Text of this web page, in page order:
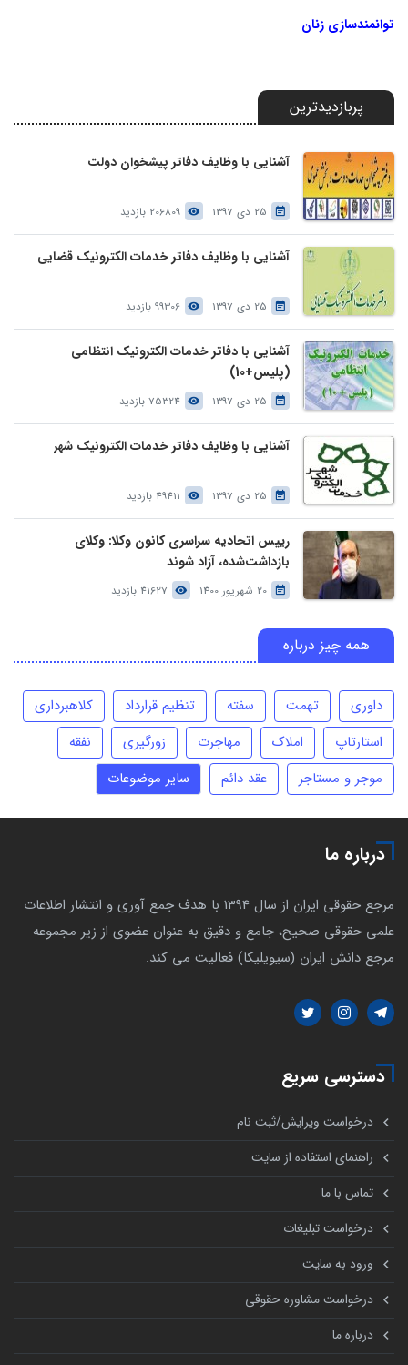
توانمندسازی زنان
پربازدیدترین
آشنایی با وظایف دفاتر پیشخوان دولت
25 دی 1397 206809 بازدید
آشنایی با وظایف دفاتر خدمات الکترونیک قضایی
25 دی 1397 99306 بازدید
آشنایی با دفاتر خدمات الکترونیک انتظامی
(پلیس+10)
25 دی 1397 75324 بازدید
آشنایی با وظایف دفاتر خدمات الکترونیک شهر
25 دی 1397 49411 بازدید
رییس اتحادیه سراسری کانون وکلا: وکلای
بازداشت‌شده، آزاد شوند
20 شهریور 1400 41627 بازدید
همه چیز درباره
داوری تهمت سفته تنظیم قرارداد
کلاهبرداری
استارتاپ
املاک مهاجرت زورگیری
نفقه
موجر و مستاجر
عقد دائم سایر موضوعات
درباره ما
مرجع حقوقی ایران از سال 1394 با هدف جمع آوری و انتشار اطلاعات
علمی حقوقی صحیح، جامع و دقیق به عنوان عضوی از زیر مجموعه
مرجع دانش ایران (سیویلیکا) فعالیت می کند.
دسترسی سریع
درخواست ویرایش/ثبت نام
راهنمای استفاده از سایت
تماس با ما
درخواست تبلیغات
ورود به سایت
درخواست مشاوره حقوقی
درباره ما